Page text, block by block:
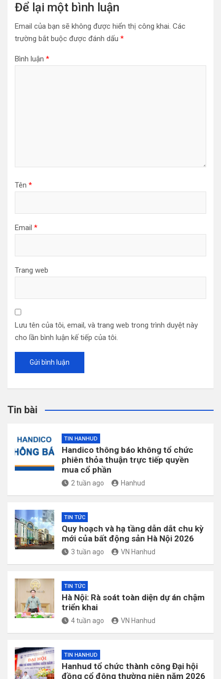
Để lại một bình luận
Email của bạn sẽ không được hiển thị công khai. Các
trường bắt buộc được đánh dấu *
Bình luận *
Tên *
Email *
Trang web
Lưu tên của tôi, email, và trang web trong trình duyệt này
cho lần bình luận kế tiếp của tôi.
Tin bài
TIN HANHUD
Handico thông báo không tổ chức
phiên thỏa thuận trực tiếp quyền
mua cổ phần
2 tuần ago Hanhud
TIN TỨC
Quy hoạch và hạ tầng dẫn dắt chu kỳ
mới của bất động sản Hà Nội 2026
3 tuần ago VN Hanhud
TIN TỨC
Hà Nội: Rà soát toàn diện dự án chậm
triển khai
4 tuần ago VN Hanhud
TIN HANHUD
Hanhud tổ chức thành công Đại hội
đồng cổ đông thường niên năm 2026